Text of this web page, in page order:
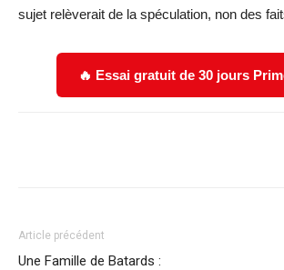
sujet relèverait de la spéculation, non des
🔥 Essai gratuit de 30 jours
Article précédent
Une Famille de Batards :